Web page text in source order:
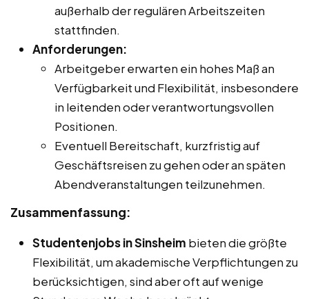
außerhalb der regulären Arbeitszeiten
stattfinden.
Anforderungen:
Arbeitgeber erwarten ein hohes Maß an
Verfügbarkeit und Flexibilität, insbesondere
in leitenden oder verantwortungsvollen
Positionen.
Eventuell Bereitschaft, kurzfristig auf
Geschäftsreisen zu gehen oder an späten
Abendveranstaltungen teilzunehmen.
Zusammenfassung:
Studentenjobs in Sinsheim bieten die größte
Flexibilität, um akademische Verpflichtungen zu
berücksichtigen, sind aber oft auf wenige